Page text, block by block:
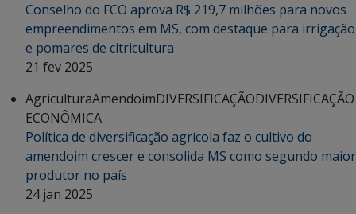
Conselho do FCO aprova R$ 219,7 milhões para novos
empreendimentos em MS, com destaque para irrigação
e pomares de citricultura
21 fev 2025
AgriculturaAmendoimDIVERSIFICAÇÃODIVERSIFICAÇÃO
ECONÔMICA
Política de diversificação agrícola faz o cultivo do
amendoim crescer e consolida MS como segundo maior
produtor no país
24 jan 2025